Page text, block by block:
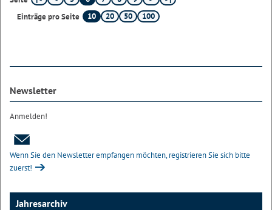
Einträge pro Seite
10 20 50 100
Newsletter
Anmelden!
Wenn Sie den Newsletter empfangen möchten, registrieren Sie sich bitte
zuerst!
Jahresarchiv